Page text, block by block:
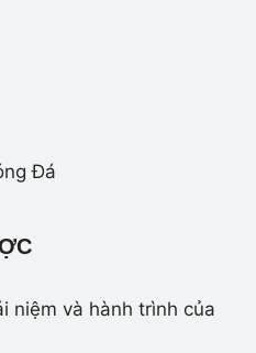
Đá
niệm và hành trình của